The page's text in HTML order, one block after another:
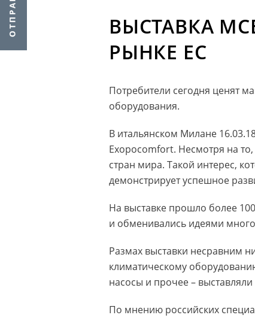
ВЫСТАВКА
РЫНКЕ ЕС
Потребители сегодня ценят
оборудования.
В итальянском Милане
Exopocomfort. Несмотря на
стран мира. Такой интерес,
демонстрирует успешное
На выставке прошло более
и обменивались идеями
Размах выставки несравним
климатическому
насосы и прочее – выставляли
По мнению российских